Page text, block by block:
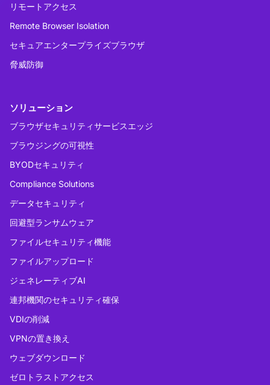
リモートアクセス
Remote Browser Isolation
セキュアエンタープライズブラウザ
脅威防御
ソリューション
ブラウザセキュリティサービスエッジ
ブラウジングの可視性
BYODセキュリティ
Compliance Solutions
データセキュリティ
回避型ランサムウェア
ファイルセキュリティ機能
ファイルアップロード
ジェネレーティブAI
連邦機関のセキュリティ確保
VDIの削減
VPNの置き換え
ウェブダウンロード
ゼロトラストアクセス